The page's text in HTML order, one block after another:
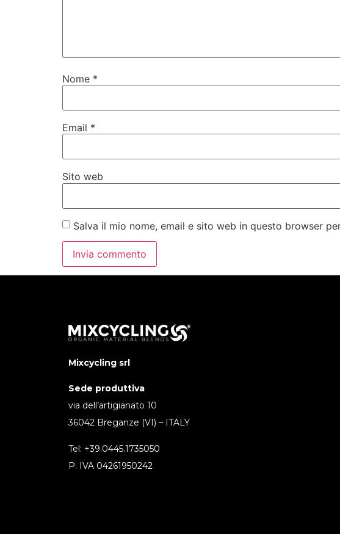
Nome *
Email *
Sito web
Salva il mio nome, email e sito web in questo browser
Mixcycling srl
Sede produttiva
via dell’artigianato 10
36042 Breganze (VI) – ITALY
Tel: +39.0445.1735050
P. IVA 04261950242